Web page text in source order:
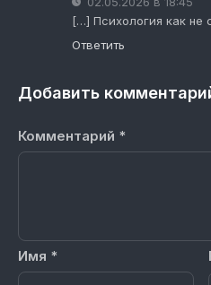
[…] Психология как не
Ответить
Добавить
Комментарий *
Имя *